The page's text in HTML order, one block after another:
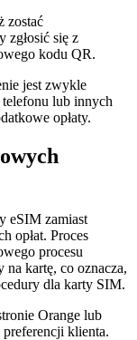
zostać
zgłosić się z
kodu QR.
jest zwykle
telefonu lub innych
opłaty.
eSIM zamiast
opłat. Proces
procesu
kartę, co oznacza,
dla karty SIM.
Orange lub
klienta.